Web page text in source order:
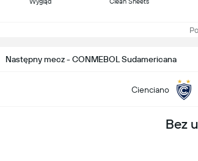
Następny mecz - CONMEBOL Sudamericana
Cienciano
Bez